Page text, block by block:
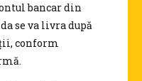
bancar din
se va livra după
conform